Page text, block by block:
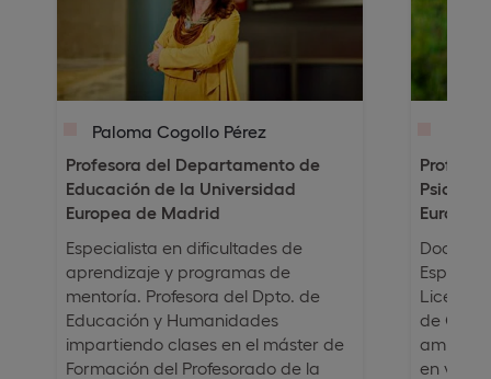
Paloma Cogollo Pérez
Profesora del Departamento de
Educación de la Universidad
Europea de Madrid
Especialista en dificultades de
aprendizaje y programas de
mentoría. Profesora del Dpto. de
Educación y Humanidades
impartiendo clases en el máster de
Formación del Profesorado de la
Doctor
de
amplia
en